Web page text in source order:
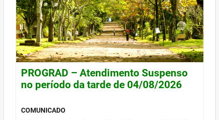
PROGRAD – Atendimento Suspenso
no período da tarde de 04/08/2026
COMUNICADO